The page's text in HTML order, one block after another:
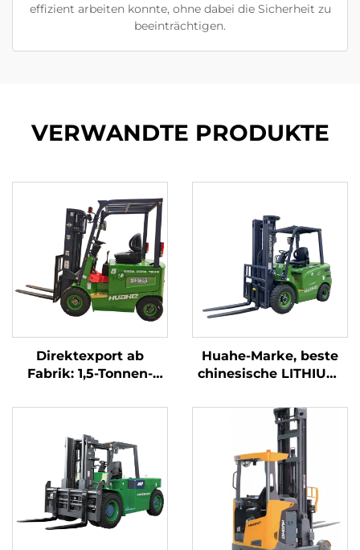
effizient arbeiten konnte, ohne dabei die Sicherheit zu
beeinträchtigen.
VERWANDTE PRODUKTE
Direktexport ab
Fabrik: 1,5-Tonnen-
mit CE- und ISO-
Lithium-Akku – All-
Terrain-Gabelstapler
Huahe-Marke, beste
chinesische LITHIUM-
Tonnen-Akkustapler
zum Verkauf